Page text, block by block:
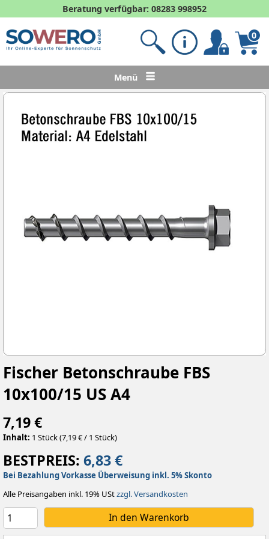
Beratung verfügbar: 08283 998952
0
Menü
Fischer Betonschraube FBS
10x100/15 US A4
7,19 €
Inhalt: 1 Stück (7,19 € / 1 Stück)
BESTPREIS: 6,83 €
Bei Bezahlung Vorkasse Überweisung inkl. 5% Skonto
Alle Preisangaben inkl. 19% UStzzgl. Versandkosten